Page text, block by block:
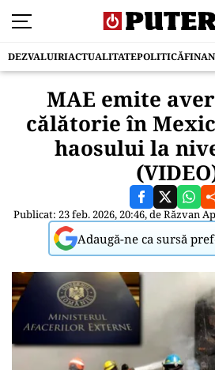
DEZVALUIRIACTUALITATEPOLITICĂ
MAE emite
călătorie în
haosului la
Publicat: 23 feb. 2026, 20:46, deRăzvan
Adaugă-ne ca sursă